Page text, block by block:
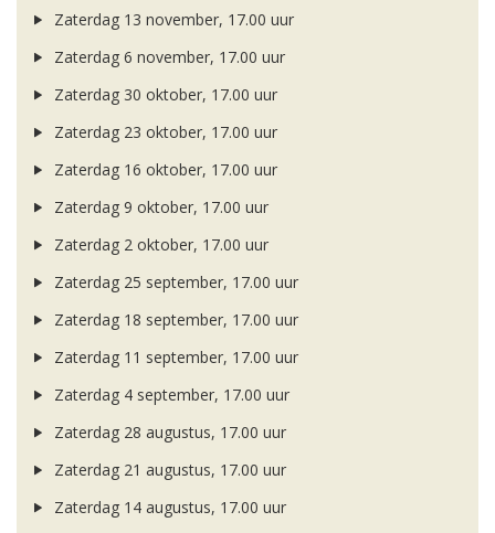
Zaterdag 13 november, 17.00 uur
Zaterdag 6 november, 17.00 uur
Zaterdag 30 oktober, 17.00 uur
Zaterdag 23 oktober, 17.00 uur
Zaterdag 16 oktober, 17.00 uur
Zaterdag 9 oktober, 17.00 uur
Zaterdag 2 oktober, 17.00 uur
Zaterdag 25 september, 17.00 uur
Zaterdag 18 september, 17.00 uur
Zaterdag 11 september, 17.00 uur
Zaterdag 4 september, 17.00 uur
Zaterdag 28 augustus, 17.00 uur
Zaterdag 21 augustus, 17.00 uur
Zaterdag 14 augustus, 17.00 uur